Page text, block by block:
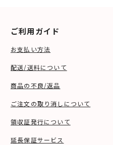
ご利用ガイド
お支払い方法
配送/送料について
商品の不良/返品
ご注文の取り消しについて
領収証発行について
延長保証サービス